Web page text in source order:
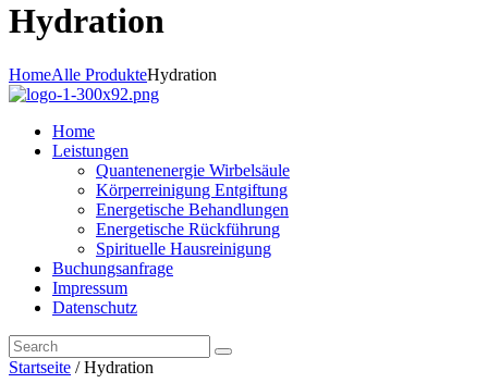
Hydration
HomeAlle ProdukteHydration
Home
Leistungen
Quantenenergie Wirbelsäule
Körperreinigung Entgiftung
Energetische Behandlungen
Energetische Rückführung
Spirituelle Hausreinigung
Buchungsanfrage
Impressum
Datenschutz
Startseite / Hydration